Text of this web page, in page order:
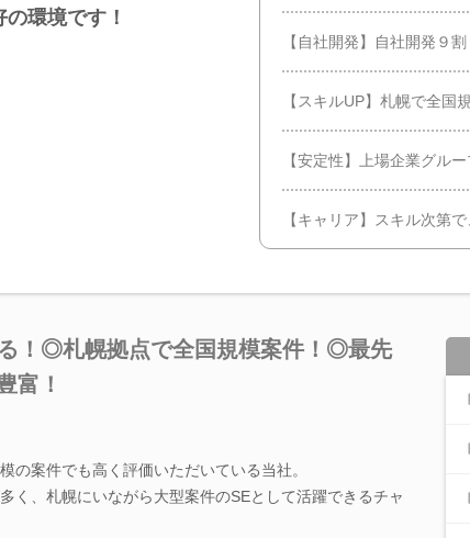
環境です！
【自社開発】自社開発９
【スキルUP】札幌で全国
【安定性】上場企業グル
【キャリア】スキル次第
！◎札幌拠点で全国規模案件！◎最先
富！
の案件でも高く評価いただいている当社。
く、札幌にいながら大型案件のSEとして活躍できるチャ